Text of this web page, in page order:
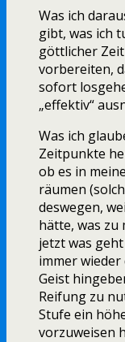
Was ich
gibt, was ich
göttlicher
vorbereiten,
sofort
„effektiv“
Was ich
Zeitpunkte
ob es in
räumen
deswegen,
hätte, was zu
jetzt was
immer
Geist
Reifung zu
Stufe ein
vorzuweisen